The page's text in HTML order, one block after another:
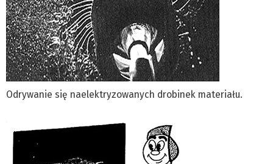
Odrywanie się naelektryzowanych drobinek materiału.